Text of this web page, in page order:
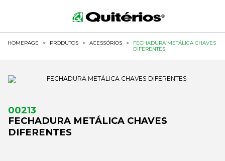
HOMEPAGE > PRODUTOS > ACESSÓRIOS >
FECHADURA METÁLICA CHAVES
DIFERENTES
00213
FECHADURA METÁLICA CHAVES
DIFERENTES